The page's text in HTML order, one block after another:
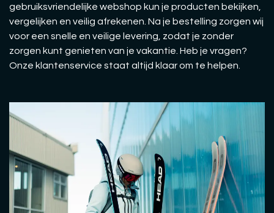
gebruiksvriendelijke webshop kun je producten bekijken,
vergelijken en veilig afrekenen. Na je bestelling zorgen wij
voor een snelle en veilige levering, zodat je zonder
zorgen kunt genieten van je vakantie. Heb je vragen?
Onze klantenservice staat altijd klaar om te helpen.